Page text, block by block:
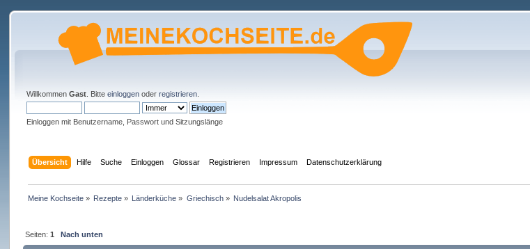
WillkommenGast . Bitteeinloggen oderregistrieren
Einloggen mit Benutzername, Passwort und Sitzungslänge
Übersicht Hilfe Suche Einloggen Glossar Registrieren Impressum Datenschutzerklärung
Meine Kochseite» Rezepte » Länderküche » Griechisch» Nudelsalat Akropolis
Seiten: 1 Nach unten